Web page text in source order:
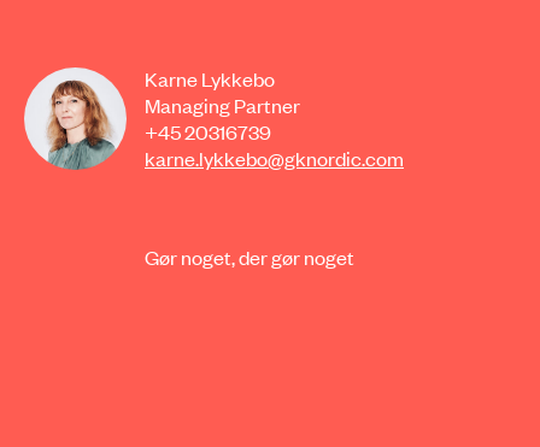
Karne Lykkebo
Managing Partner
+45 20316739
karne.lykkebo@gknordic.com
Gør noget, der gør noget